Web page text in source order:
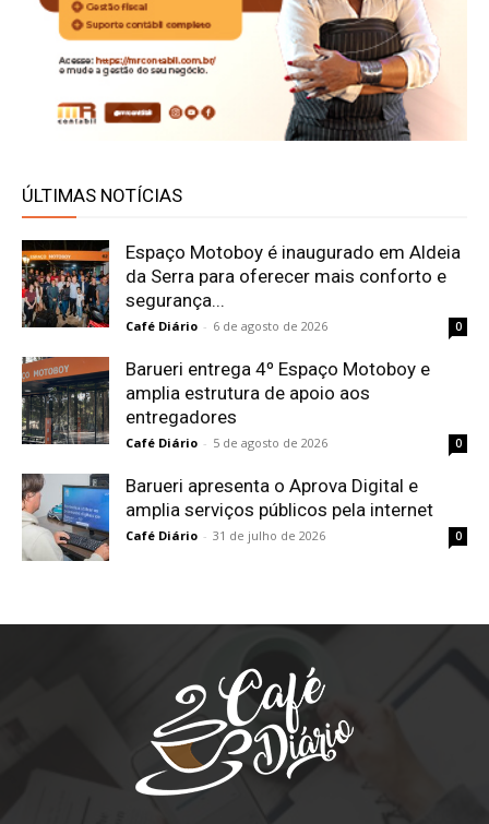
ÚLTIMAS NOTÍCIAS
Espaço Motoboy é inaugurado em Aldeia
da Serra para oferecer mais conforto e
segurança...
Café Diário - 6 de agosto de 2026 0
Barueri entrega 4º Espaço Motoboy e
amplia estrutura de apoio aos
entregadores
Café Diário - 5 de agosto de 2026 0
Barueri apresenta o Aprova Digital e
amplia serviços públicos pela internet
Café Diário - 31 de julho de 2026 0